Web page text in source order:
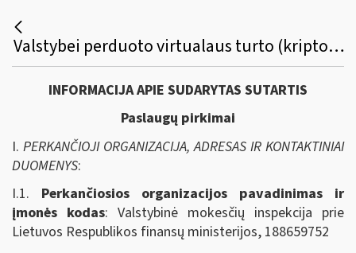
Valstybei perduoto virtualaus turto (kriptovaliutos) administravimo ir konvertavimo į eurus organizavimo paslaugų viešasis pirkimas. Ir paskelbti prisegtą informaciją
INFORMACIJA APIE SUDARYTAS SUTARTIS
Paslaugų pirkimai
I. PERKANČIOJI ORGANIZACIJA, ADRESAS IR KONTAKTINIAI
DUOMENYS:
I.1. Perkančiosios organizacijos pavadinimas ir
įmonės kodas: Valstybinė mokesčių inspekcija prie
Lietuvos Respublikos finansų ministerijos, 188659752